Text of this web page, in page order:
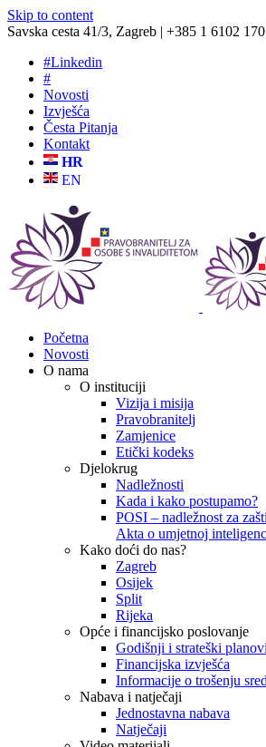
Skip to content
Savska cesta 41/3, Zagreb | +385 1 6102 170
#Linkedin
#
Novosti
Izvješća
Česta Pitanja
Kontakt
HR
EN
Početna
Novosti
O nama
O instituciji
Vizija i misija
Pravobranitelj
Zamjenice
Etički kodeks
Djelokrug
Nadležnosti
Kada i kako postupamo?
POSI – nadležnost za
Akta o umjetnoj
Kako doći do nas?
Zagreb
Osijek
Split
Rijeka
Opće i financijsko poslovanje
Godišnji i strateški planovi
Financijska izvješća
Informacije o trošenju
Nabava i natječaji
Jednostavna nabava
Natječaji